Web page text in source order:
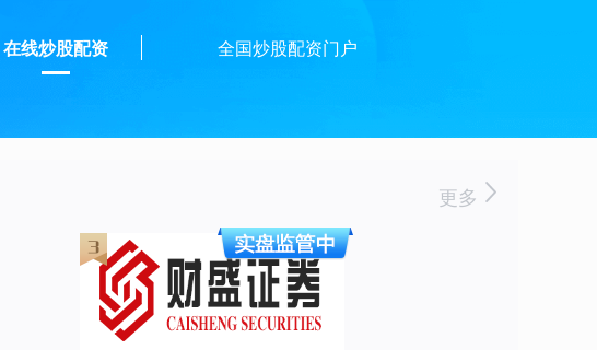
在线炒股配资 全国炒股配资门户
更多